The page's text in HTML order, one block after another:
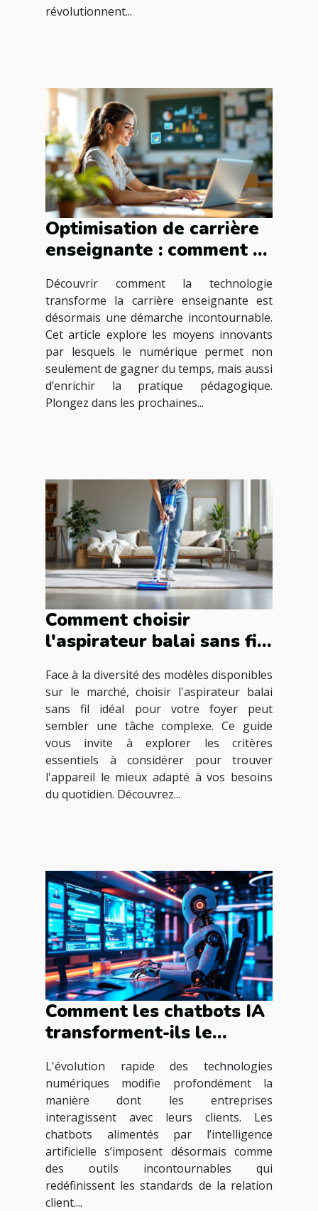
révolutionnent...
Optimisation de carrière
enseignante : comment la
Découvrir comment la technologie
transforme la carrière enseignante est
désormais une démarche incontournable.
Cet article explore les moyens innovants
par lesquels le numérique permet non
seulement de gagner du temps, mais aussi
d’enrichir la pratique pédagogique.
Plongez dans les prochaines...
Comment choisir
l'aspirateur balai sans fil
Face à la diversité des modèles disponibles
sur le marché, choisir l'aspirateur balai
sans fil idéal pour votre foyer peut
sembler une tâche complexe. Ce guide
vous invite à explorer les critères
essentiels à considérer pour trouver
l'appareil le mieux adapté à vos besoins
du quotidien. Découvrez...
Comment les chatbots IA
transforment-ils le
L'évolution rapide des technologies
numériques modifie profondément la
manière dont les entreprises
interagissent avec leurs clients. Les
chatbots alimentés par l’intelligence
artificielle s’imposent désormais comme
des outils incontournables qui
redéfinissent les standards de la relation
client....